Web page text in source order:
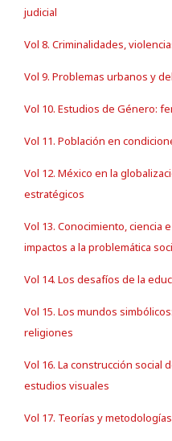
judicial
Vol 8. Criminalidades,
Vol 9. Problemas urbanos y
Vol 10. Estudios de Género:
Vol 11. Población en
Vol 12. México en la
estratégicos
Vol 13. Conocimiento, ciencia
impactos a la problemática
Vol 14. Los desafíos de la
Vol 15. Los mundos
religiones
Vol 16. La construcción social
estudios visuales
Vol 17. Teorías y